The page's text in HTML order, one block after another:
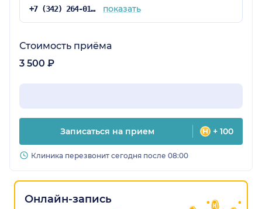
+7 (342) 264-01-65 показать
Стоимость приёма
3 500 ₽
Записаться на прием + 100
Клиника перезвонит сегодня после 08:00
Онлайн-запись